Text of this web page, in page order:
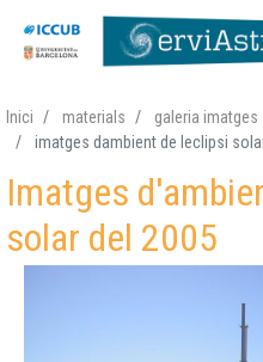
Inici materials
galeria imatges
imatges dambient de leclipsi
Imatges
solar del 2005